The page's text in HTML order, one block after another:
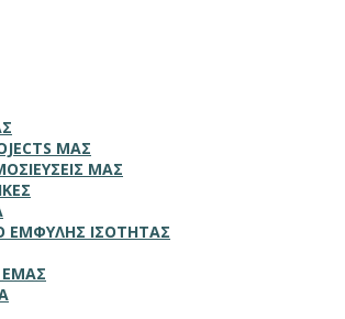
ΜΑΣ
ΜΑΣ
ΕΜΦΥΛΗΣ ΙΣΟΤΗΤΑΣ
ΕΜΑΣ